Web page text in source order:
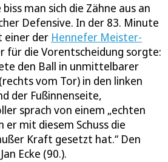
man sich die Zähne aus an
Defensive. In der 83. Minute
einer der Hennefer Meister-
für die Vorentscheidung sorgte:
den Ball in unmittelbarer
vom Tor) in den linken
der Fußinnenseite,
sprach von einem „echten
er mit diesem Schuss die
Kraft gesetzt hat.“ Den
Ecke (90.).